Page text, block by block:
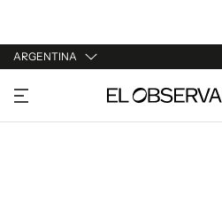
ARGENTINA
URUGUAY
ARGENTINA